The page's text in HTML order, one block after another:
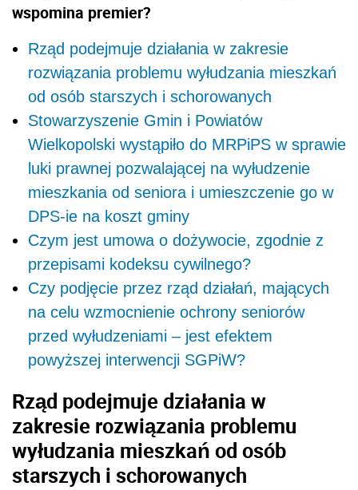
wspomina premier?
Rząd podejmuje działania w zakresie
rozwiązania problemu wyłudzania mieszkań
od osób starszych i schorowanych
Stowarzyszenie Gmin i Powiatów
Wielkopolski wystąpiło do MRPiPS w sprawie
luki prawnej pozwalającej na wyłudzenie
mieszkania od seniora i umieszczenie go w
DPS-ie na koszt gminy
Czym jest umowa o dożywocie, zgodnie z
przepisami kodeksu cywilnego?
Czy podjęcie przez rząd działań, mających
na celu wzmocnienie ochrony seniorów
przed wyłudzeniami – jest efektem
powyższej interwencji SGPiW?
Rząd podejmuje działania w
zakresie rozwiązania problemu
wyłudzania mieszkań od osób
starszych i schorowanych